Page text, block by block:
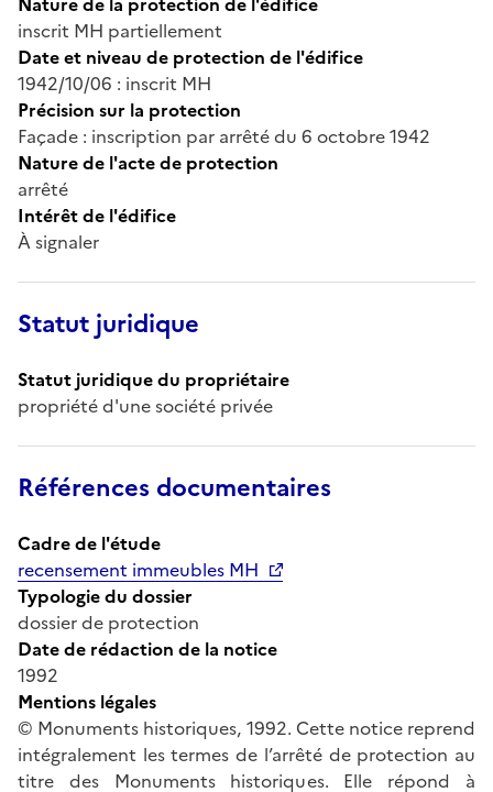
inscrit MH partiellement
Date et niveau de protection de l'édifice
1942/10/06 : inscrit MH
Précision sur la protection
Façade : inscription par arrêté du 6 octobre 1942
Nature de l'acte de protection
arrêté
Intérêt de l'édifice
À signaler
Statut juridique
Statut juridique du propriétaire
propriété d'une société privée
Références documentaires
Cadre de l'étude
recensement immeubles MH
Typologie du dossier
dossier de protection
Date de rédaction de la notice
1992
Mentions légales
© Monuments historiques, 1992. Cette notice reprend
intégralement les termes de l’arrêté de protection au
titre des Monuments historiques. Elle répond à